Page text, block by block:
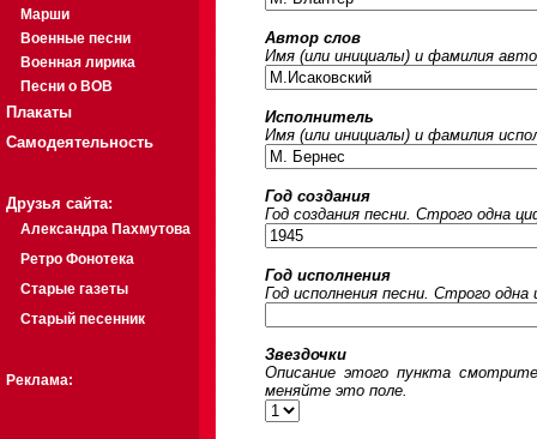
Марши
Военные песни
Военная лирика
Песни о ВОВ
Плакаты
Самодеятельность
Друзья сайта:
Александра Пахмутова
Ретро Фонотека
Старые газеты
Старый песенник
Реклама:
Автор слов
Имя (или инициалы) и фамилия
Исполнитель
Имя (или инициалы) и фамилия
Год создания
Год создания песни. Строго одна
Год исполнения
Год исполнения песни. Строго
Звездочки
Описание этого пункта
меняйте это поле.